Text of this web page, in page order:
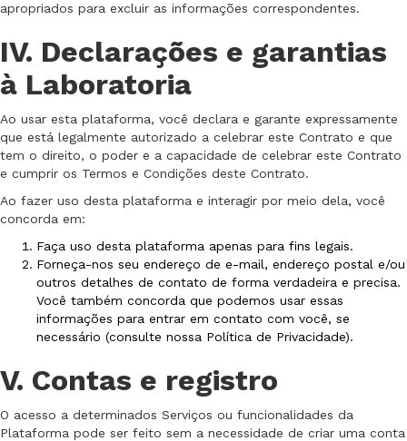
apropriados para excluir as informações correspondentes.
IV. Declarações e garantias
à Laboratoria
Ao usar esta plataforma, você declara e garante expressamente
que está legalmente autorizado a celebrar este Contrato e que
tem o direito, o poder e a capacidade de celebrar este Contrato
e cumprir os Termos e Condições deste Contrato.
Ao fazer uso desta plataforma e interagir por meio dela, você
concorda em:
Faça uso desta plataforma apenas para fins legais.
Forneça-nos seu endereço de e-mail, endereço postal e/ou
outros detalhes de contato de forma verdadeira e precisa.
Você também concorda que podemos usar essas
informações para entrar em contato com você, se
necessário (consulte nossa Política de Privacidade).
V. Contas e registro
O acesso a determinados Serviços ou funcionalidades da
Plataforma pode ser feito sem a necessidade de criar uma conta